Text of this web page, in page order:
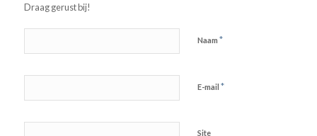
Draag gerust bij!
Naam *
E-mail *
Site